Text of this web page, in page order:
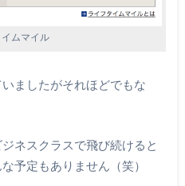
ムマイル
ましたがそれほどでもな
ネスクラスで飛び続けると
予定もありません（笑）